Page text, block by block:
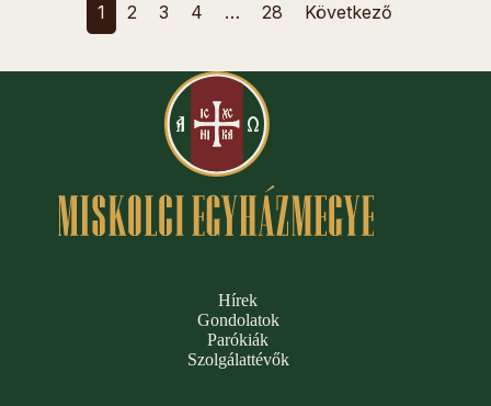
1 2 3 4 … 28 Következő
Hírek
Gondolatok
Parókiák
Szolgálattévők